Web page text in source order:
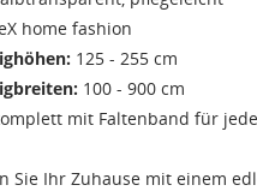
home fashion
125 - 255 cm
100 - 900 cm
mit Faltenband für
Sie Ihr Zuhause mit einem